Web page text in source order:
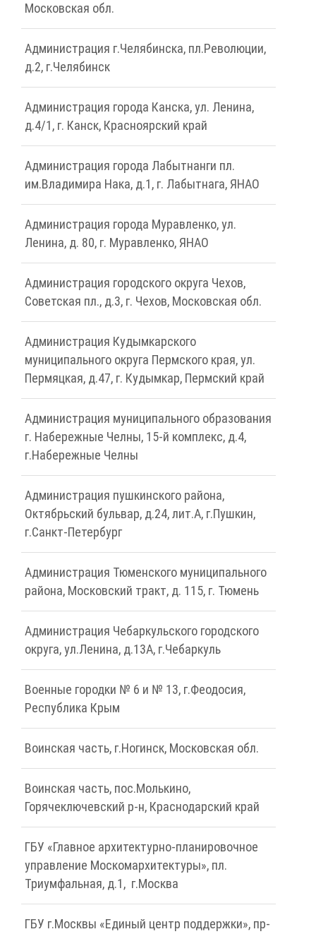
Московская обл.
Администрация г.Челябинска, пл.Революции,
д.2, г.Челябинск
Администрация города Канска, ул. Ленина,
д.4/1, г. Канск, Красноярский край
Администрация города Лабытнанги пл.
им.Владимира Нака, д.1, г. Лабытнага, ЯНАО
Администрация города Муравленко, ул.
Ленина, д. 80, г. Муравленко, ЯНАО
Администрация городского округа Чехов,
Советская пл., д.3, г. Чехов, Московская обл.
Администрация Кудымкарского
муниципального округа Пермского края, ул.
Пермяцкая, д.47, г. Кудымкар, Пермский край
Администрация муниципального образования
г. Набережные Челны, 15-й комплекс, д.4,
г.Набережные Челны
Администрация пушкинского района,
Октябрьский бульвар, д.24, лит.А, г.Пушкин,
г.Санкт-Петербург
Администрация Тюменского муниципального
района, Московский тракт, д. 115, г. Тюмень
Администрация Чебаркульского городского
округа, ул.Ленина, д.13А, г.Чебаркуль
Военные городки № 6 и № 13, г.Феодосия,
Республика Крым
Воинская часть, г.Ногинск, Московская обл.
Воинская часть, пос.Молькино,
Горячеключевский р-н, Краснодарский край
ГБУ «Главное архитектурно-планировочное
управление Москомархитектуры», пл.
Триумфальная, д.1, г.Москва
ГБУ г.Москвы «Единый центр поддержки», пр-